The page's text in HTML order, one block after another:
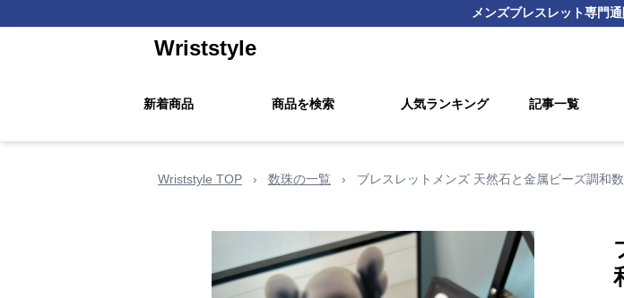
メンズブレスレット専門
Wriststyle
新着商品 商品を検索 人気ランキング 記事一覧
Wriststyle TOP › 数珠の一覧 › ブレスレットメンズ 天然石と金属ビーズ調和